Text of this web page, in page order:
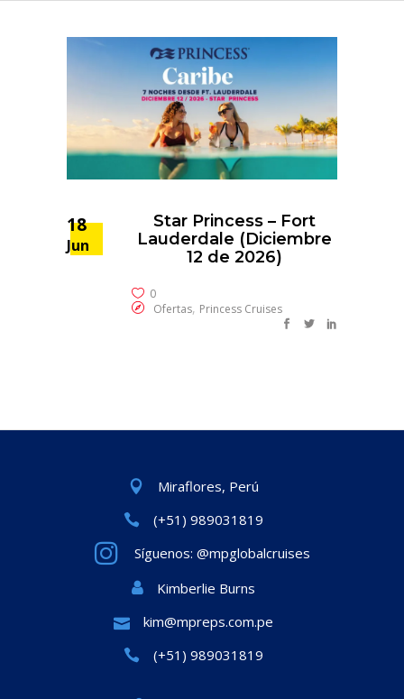
18
Jun
Star Princess – Fort
Lauderdale (Diciembre
12 de 2026)
0
Ofertas, Princess Cruises
Miraflores, Perú
(+51) 989031819
Síguenos: @mpglobalcruises
Kimberlie Burns
kim@mpreps.com.pe
(+51) 989031819